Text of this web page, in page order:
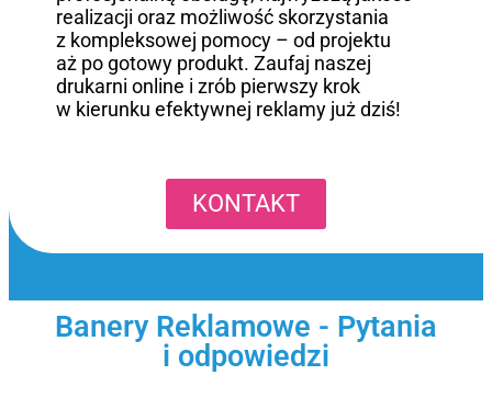
realizacji oraz możliwość skorzystania
z kompleksowej pomocy – od projektu
aż po gotowy produkt. Zaufaj naszej
drukarni online i zrób pierwszy krok
w kierunku efektywnej reklamy już dziś!
KONTAKT
Banery Reklamowe - Pytania
i odpowiedzi